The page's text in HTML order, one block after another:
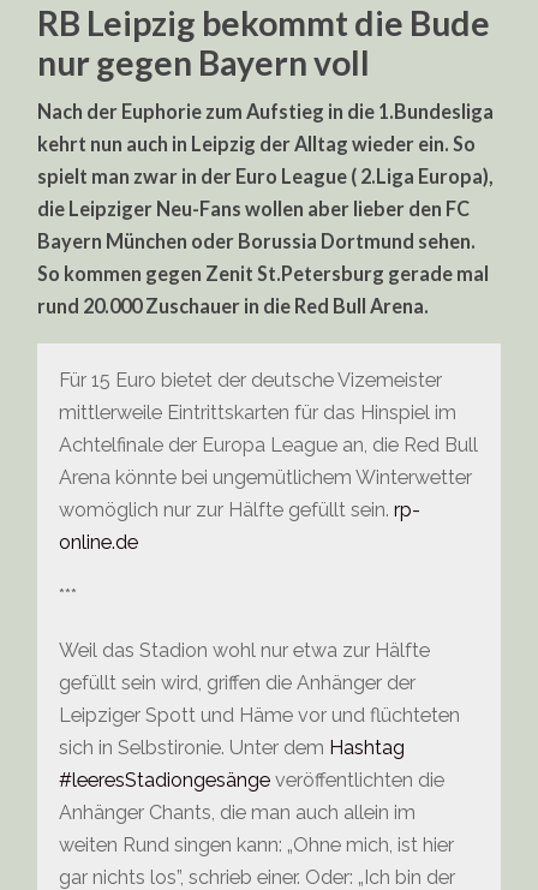
RB Leipzig bekommt die Bude
nur gegen Bayern voll
Nach der Euphorie zum Aufstieg in die 1.Bundesliga
kehrt nun auch in Leipzig der Alltag wieder ein. So
spielt man zwar in der Euro League ( 2.Liga Europa),
die Leipziger Neu-Fans wollen aber lieber den FC
Bayern München oder Borussia Dortmund sehen.
So kommen gegen Zenit St.Petersburg gerade mal
rund 20.000 Zuschauer in die Red Bull Arena.
Für 15 Euro bietet der deutsche Vizemeister
mittlerweile Eintrittskarten für das Hinspiel im
Achtelfinale der Europa League an, die Red Bull
Arena könnte bei ungemütlichem Winterwetter
womöglich nur zur Hälfte gefüllt sein.rp-
online.de
***
Weil das Stadion wohl nur etwa zur Hälfte
gefüllt sein wird, griffen die Anhänger der
Leipziger Spott und Häme vor und flüchteten
sich in Selbstironie. Unter dem Hashtag
#leeresStadiongesänge veröffentlichten die
Anhänger Chants, die man auch allein im
weiten Rund singen kann: „Ohne mich, ist hier
gar nichts los”, schrieb einer. Oder: „Ich bin der